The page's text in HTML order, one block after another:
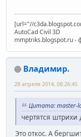
[url="//
AutoCad Civil 3D
mmptriks.blogspot.ru -
Владимир.
28 апреля 2014, 08:26:45
Цитата: master-
чертятся
Это откос. А